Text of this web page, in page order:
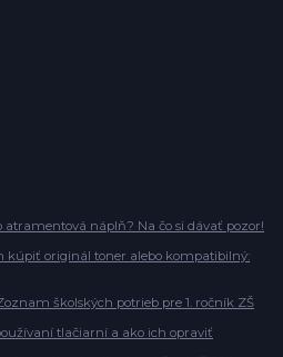
náplň? Na čo si dávať pozor!
kúpiť originál toner alebo kompatibilný:
školských potrieb pre 1. ročník ZŠ
tlačiarní a ako ich opraviť